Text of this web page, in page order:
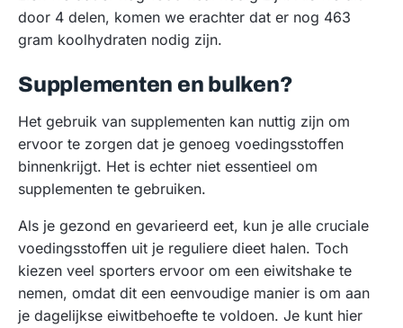
door 4 delen, komen we erachter dat er nog 463
gram koolhydraten nodig zijn.
Supplementen en bulken?
Het gebruik van supplementen kan nuttig zijn om
ervoor te zorgen dat je genoeg voedingsstoffen
binnenkrijgt. Het is echter niet essentieel om
supplementen te gebruiken.
Als je gezond en gevarieerd eet, kun je alle cruciale
voedingsstoffen uit je reguliere dieet halen. Toch
kiezen veel sporters ervoor om een eiwitshake te
nemen, omdat dit een eenvoudige manier is om aan
je dagelijkse eiwitbehoefte te voldoen. Je kunt hier